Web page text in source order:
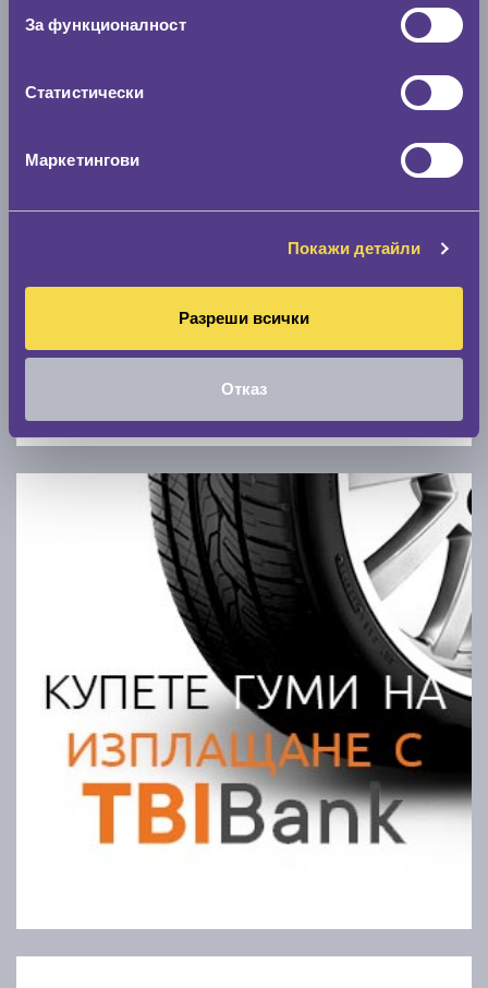
За функционалност
Статистически
Маркетингови
Покажи детайли
Разреши всички
Отказ